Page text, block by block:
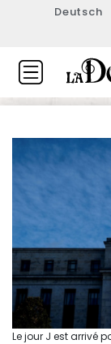
Deutsch
Le jour J est arrivé